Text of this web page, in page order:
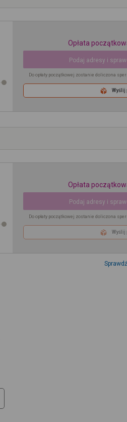
Opłata
Podaj adresy i
Do opłaty początkowej zostanie doliczona
Wyślij
Opłata
Podaj adresy i
Do opłaty początkowej zostanie doliczona
Wyślij